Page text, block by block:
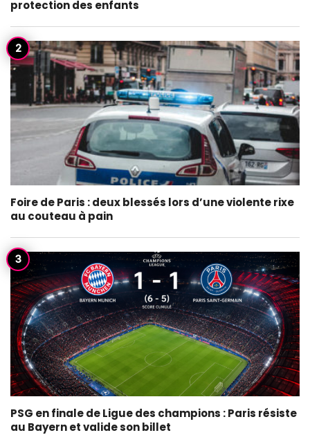
protection des enfants
Foire de Paris : deux blessés lors d’une violente rixe
au couteau à pain
PSG en finale de Ligue des champions : Paris résiste
au Bayern et valide son billet